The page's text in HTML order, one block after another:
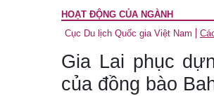
HOẠT ĐỘNG CỦA NGÀNH
Cục Du lịch Quốc gia Việt Nam
Gia Lai phục
của đồng bào